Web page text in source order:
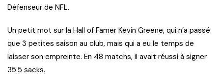
Défenseur de NFL.
Un petit mot sur la Hall of Famer Kevin Greene, qui n’a passé
que 3 petites saison au club, mais qui a eu le temps de
laisser son empreinte. En 48 matchs, il avait réussi à signer
35.5 sacks.